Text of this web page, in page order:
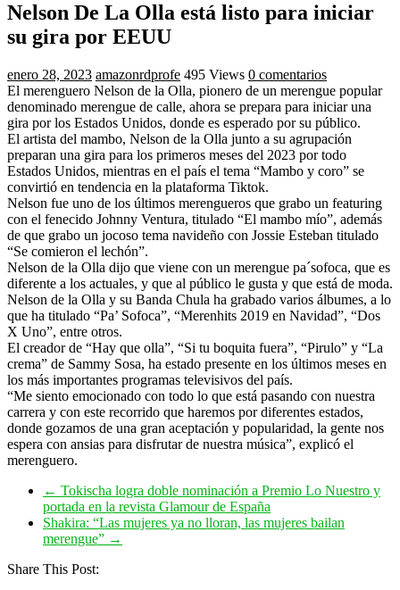
Nelson De La Olla está listo para iniciar
su gira por EEUU
enero 28, 2023 amazonrdprofe 495 Views 0 comentarios
El merenguero Nelson de la Olla, pionero de un merengue popular
denominado merengue de calle, ahora se prepara para iniciar una
gira por los Estados Unidos, donde es esperado por su público.
El artista del mambo, Nelson de la Olla junto a su agrupación
preparan una gira para los primeros meses del 2023 por todo
Estados Unidos, mientras en el país el tema “Mambo y coro” se
convirtió en tendencia en la plataforma Tiktok.
Nelson fue uno de los últimos merengueros que grabo un featuring
con el fenecido Johnny Ventura, titulado “El mambo mío”, además
de que grabo un jocoso tema navideño con Jossie Esteban titulado
“Se comieron el lechón”.
Nelson de la Olla dijo que viene con un merengue pa´sofoca, que es
diferente a los actuales, y que al público le gusta y que está de moda.
Nelson de la Olla y su Banda Chula ha grabado varios álbumes, a lo
que ha titulado “Pa’ Sofoca”, “Merenhits 2019 en Navidad”, “Dos
X Uno”, entre otros.
El creador de “Hay que olla”, “Si tu boquita fuera”, “Pirulo” y “La
crema” de Sammy Sosa, ha estado presente en los últimos meses en
los más importantes programas televisivos del país.
“Me siento emocionado con todo lo que está pasando con nuestra
carrera y con este recorrido que haremos por diferentes estados,
donde gozamos de una gran aceptación y popularidad, la gente nos
espera con ansias para disfrutar de nuestra música”, explicó el
merenguero.
← Tokischa logra doble nominación a Premio Lo Nuestro y
portada en la revista Glamour de España
Shakira: “Las mujeres ya no lloran, las mujeres bailan
merengue” →
Share This Post: